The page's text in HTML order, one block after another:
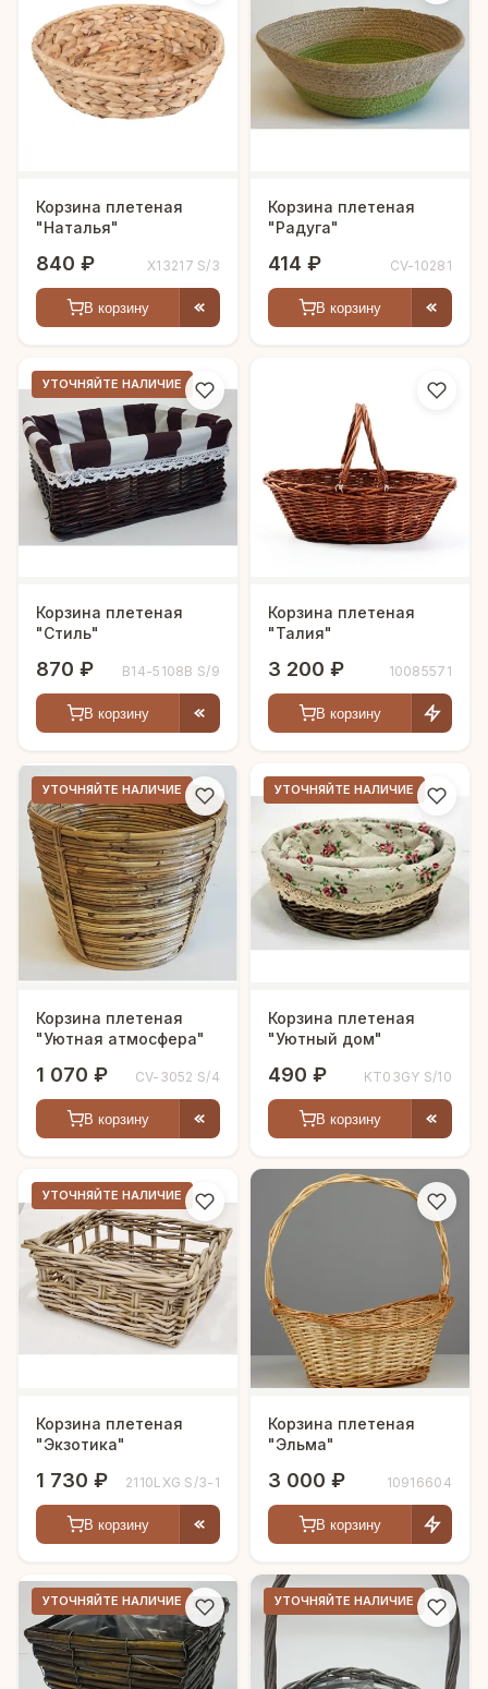
Корзина плетеная
"Наталья"
840 ₽ X13217 S/3
В корзину
Корзина плетеная
"Радуга"
414 ₽ CV-10281
В корзину
УТОЧНЯЙТЕ НАЛИЧИЕ
Корзина плетеная
"Стиль"
870 ₽ B14-5108B S/9
В корзину
Корзина плетеная
"Талия"
3 200 ₽ 10085571
В корзину
УТОЧНЯЙТЕ НАЛИЧИЕ
Корзина плетеная
"Уютная атмосфера"
1 070 ₽ CV-3052 S/4
В корзину
УТОЧНЯЙТЕ НАЛИЧИЕ
Корзина плетеная
"Уютный дом"
490 ₽ KT03GY S/10
В корзину
УТОЧНЯЙТЕ НАЛИЧИЕ
Корзина плетеная
"Экзотика"
1 730 ₽ 2110LXG S/3-1
В корзину
Корзина плетеная
"Эльма"
3 000 ₽ 10916604
В корзину
УТОЧНЯЙТЕ НАЛИЧИЕ УТОЧНЯЙТЕ НАЛИЧИЕ